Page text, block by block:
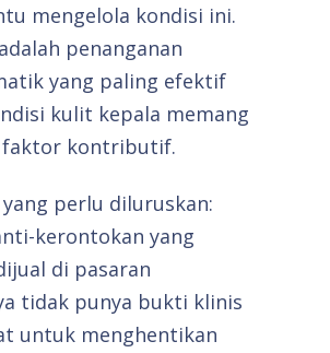
mengelola kondisi ini.
penanganan
yang paling efektif
kulit kepala memang
faktor kontributif.
perlu diluruskan:
kerontokan yang
di pasaran
tidak punya bukti klinis
untuk menghentikan